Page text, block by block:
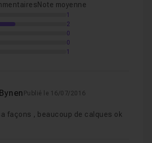
Note moyenne
1
2
0
0
1
Publié le 16/07/2016
façons , beaucoup de calques ok